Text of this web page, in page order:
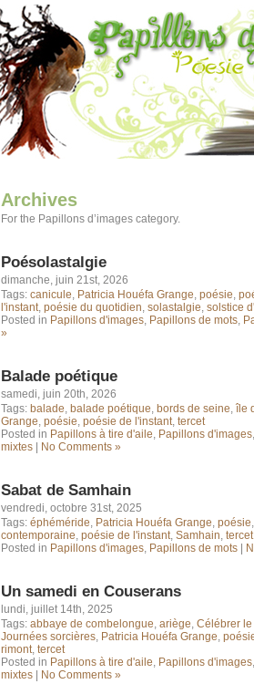
Archives
For the Papillons d’images category.
Poésolastalgie
dimanche, juin 21st, 2026
Tags: canicule, Patricia Houéfa Grange, poésie,
l'instant, poésie du quotidien, solastalgie, solstice
Posted in Papillons d'images, Papillons de mots,
»
Balade poétique
samedi, juin 20th, 2026
Tags: balade, balade poétique, bords de seine, île
Grange, poésie, poésie de l'instant, tercet
Posted in Papillons à tire d'aile, Papillons d'images
mixtes
No Comments »
Sabat de Samhain
vendredi, octobre 31st, 2025
Tags: éphéméride, Patricia Houéfa Grange, poésie
contemporaine, poésie de l'instant, Samhain, tercet
Posted in Papillons d'images, Papillons de mots
Un samedi en Couserans
lundi, juillet 14th, 2025
Tags: abbaye de combelongue, ariège, Célébrer
Journées sorcières, Patricia Houéfa Grange,
rimont, tercet
Posted in Papillons à tire d'aile, Papillons d'images
mixtes
No Comments »